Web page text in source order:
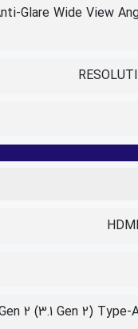
Glare Wide View
2 (3.1 Gen 2)